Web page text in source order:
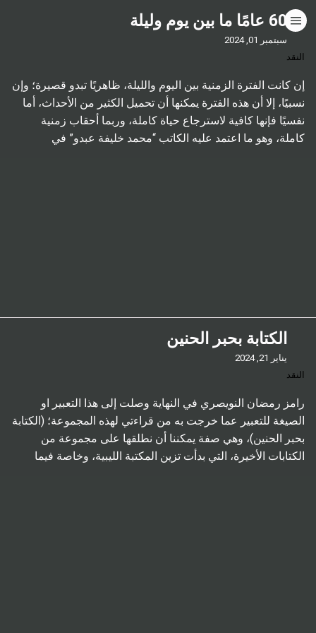
60 عامًا ما بين يوم وليلة
سبتمبر 01, 2024
النقد
إن كانت الفترة الزمنية بين اليوم والليلة، ظاهريًا تبدو قصيرة؛ وإن
نسبيًا، إلا أن هذه الفترة يمكنها أن تحميل الكثير من الأحداث، أما
نفسيًا فإنها كافية لاسترجاع حياة كاملة، وربما أحقاب زمنية
كاملة، وهو ما اعتمد عليه الكاتب “محمد خليفة عبدو” في
الكتابة بحبر الحنين
يناير 21, 2024
النقد
رامز رمضان النويصري في النهاية وصلت إلى هذا التعبير او
الصيغة للتعبير عما خرجت به من قراءتي لهذه المجموعة؛ (الكتابة
بحبر الحنين)، وهي صفة يمكننا أن نطلقها على مجموعة من
الكتابات الأخيرة، التي بدأت تزين المكتبة الليبية، وخاصة فيما
HOME
GO TO